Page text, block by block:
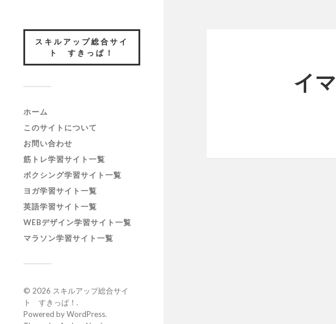
スキルアップ総合サイ
ト すきっぱ！
ホーム
このサイトについて
お問い合わせ
筋トレ学習サイト一覧
ボクシング学習サイト一覧
ヨガ学習サイト一覧
英語学習サイト一覧
WEBデザイン学習サイト一覧
マラソン学習サイト一覧
© 2026 スキルアップ総合サイ
ト すきっぱ！ .
Powered byWordPress.
イ